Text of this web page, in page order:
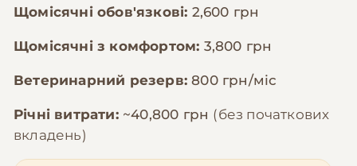
Щомісячні обов'язкові: 2,600 грн
Щомісячні з комфортом: 3,800 грн
Ветеринарний резерв:800 грн/міс
Річні витрати: ~40,800 грн (без початкових
вкладень)